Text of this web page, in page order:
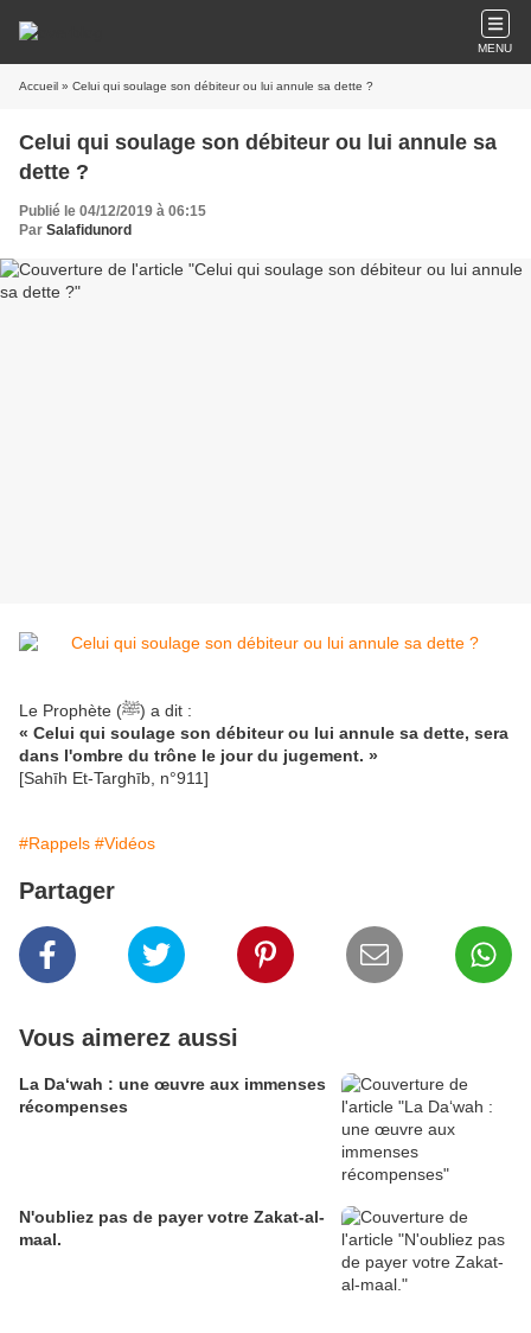
MENU
Accueil » Celui qui soulage son débiteur ou lui annule sa dette ?
Celui qui soulage son débiteur ou lui annule sa
dette ?
Publié le 04/12/2019 à 06:15
Par Salafidunord
Le Prophète (ﷺ) a dit :
« Celui qui soulage son débiteur ou lui annule sa dette, sera
dans l'ombre du trône le jour du jugement. »
[Sahīh Et-Targhīb, n°911]
#Rappels #Vidéos
Partager
Vous aimerez aussi
La Da‘wah : une œuvre aux immenses
récompenses
N'oubliez pas de payer votre Zakat-al-
maal.